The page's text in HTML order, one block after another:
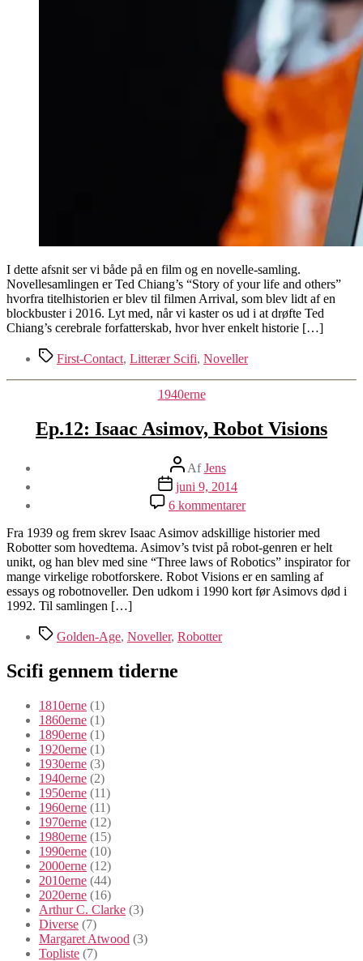
I dette afsnit ser vi både på en film og en novelle-samling.
Novellesamlingen er Ted Chiang’s “Story of your life and others”
hvorfra titelhistorien er blev til filmen Arrival, som blev lidt af en
blockbuster i 2016. Lyt med, når vi kaster os ud i at drøfte Ted
Chiang’s cerebrale forfatterskab, hvor hver enkelt historie […]
TagsFirst-Contact, Litterær Scifi, Noveller
Kategorier
1940erne
Ep.12: Isaac Asimov, Robot Visions
Indlægsforfatter
AfJens
Indlægsdato
juni 9, 2014
6 kommentarertil
Ep.12:
Isaac
Asimov,
Robot
Visions
Fra 1939 og frem skrev Isaac Asimov adskillige historier med
Robotter som hovedtema. Asimov’s tvist på robot-genren er helt
unikt, og han blev med sine “Three laws of Robotics” inspirator for
mange virkelige robotforskere. Robot Visions er en samling af
essays og robotnoveller. Den udkom i 1990 kort før Asimovs død i
1992. Til samlingen […]
TagsGolden-Age, Noveller, Robotter
Scifi gennem tiderne
1810erne (1)
1860erne (1)
1890erne (1)
1920erne (1)
1930erne (3)
1940erne (2)
1950erne (11)
1960erne (11)
1970erne (12)
1980erne (15)
1990erne (10)
2000erne (12)
2010erne (44)
2020erne (16)
Arthur C. Clarke (3)
Diverse (7)
Margaret Atwood (3)
Topliste (7)